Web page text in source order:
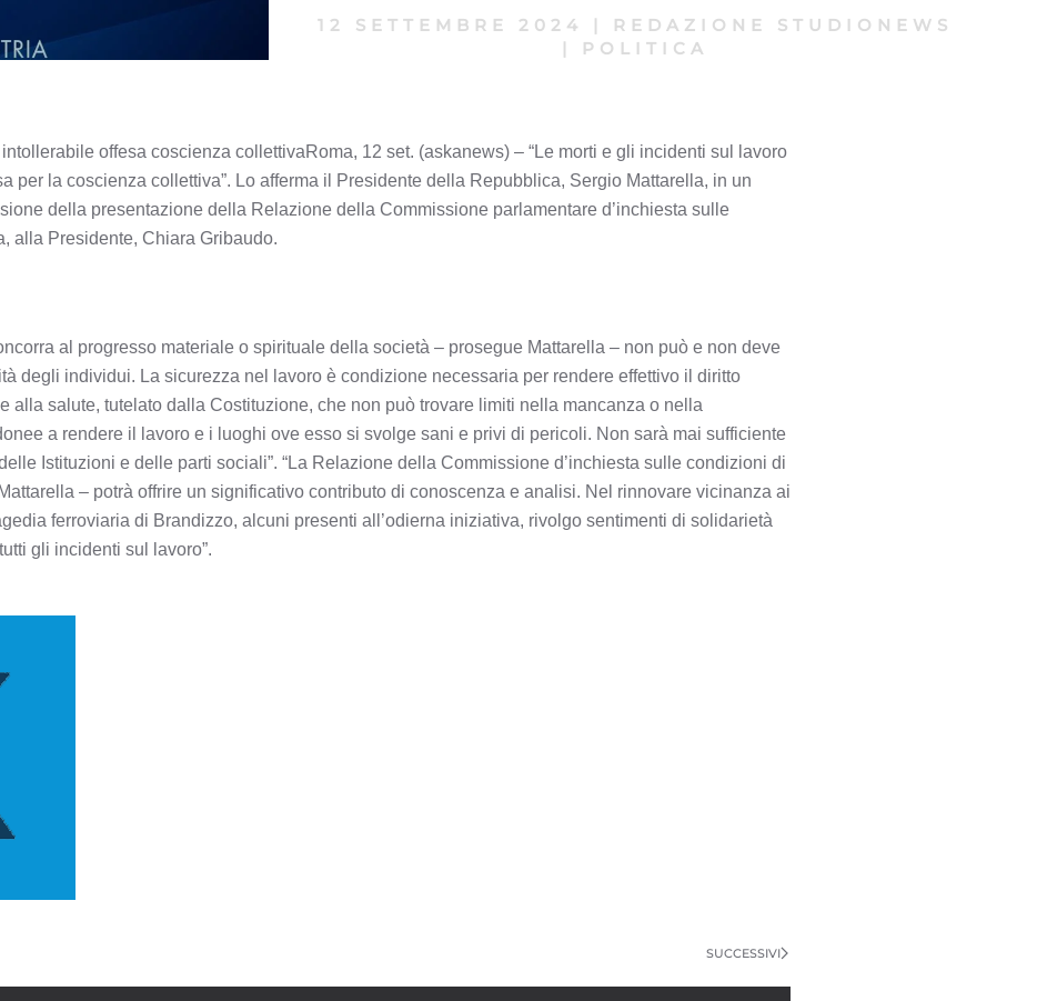
12 SETTEMBRE 2024 |
REDAZIONE STUDIONEWS
|
POLITICA
offesa coscienza collettivaRoma, 12 set. (askanews) – “Le morti e gli incidenti sul lavoro
per la coscienza collettiva”. Lo afferma il Presidente della Repubblica, Sergio Mattarella, in un
della presentazione della Relazione della Commissione parlamentare d’inchiesta sulle
alla Presidente, Chiara Gribaudo.
al progresso materiale o spirituale della società – prosegue Mattarella – non può e non deve
degli individui. La sicurezza nel lavoro è condizione necessaria per rendere effettivo il diritto
alla salute, tutelato dalla Costituzione, che non può trovare limiti nella mancanza o nella
a rendere il lavoro e i luoghi ove esso si svolge sani e privi di pericoli. Non sarà mai sufficiente
Istituzioni e delle parti sociali”. “La Relazione della Commissione d’inchiesta sulle condizioni di
– potrà offrire un significativo contributo di conoscenza e analisi. Nel rinnovare vicinanza ai
ferroviaria di Brandizzo, alcuni presenti all’odierna iniziativa, rivolgo sentimenti di solidarietà
gli incidenti sul lavoro”.
SUCCESSIVI